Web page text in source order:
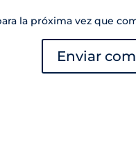
la próxima vez que